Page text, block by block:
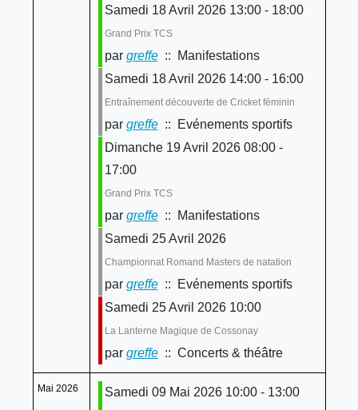
Samedi 18 Avril 2026 13:00 - 18:00
Grand Prix TCS
par greffe:: Manifestations
Samedi 18 Avril 2026 14:00 - 16:00
Entraînement découverte de Cricket féminin
par greffe:: Evénements sportifs
Dimanche 19 Avril 2026 08:00 -
17:00
Grand Prix TCS
par greffe:: Manifestations
Samedi 25 Avril 2026
Championnat Romand Masters de natation
par greffe:: Evénements sportifs
Samedi 25 Avril 2026 10:00
La Lanterne Magique de Cossonay
par greffe:: Concerts & théâtre
Mai 2026 Samedi 09 Mai 2026 10:00 - 13:00